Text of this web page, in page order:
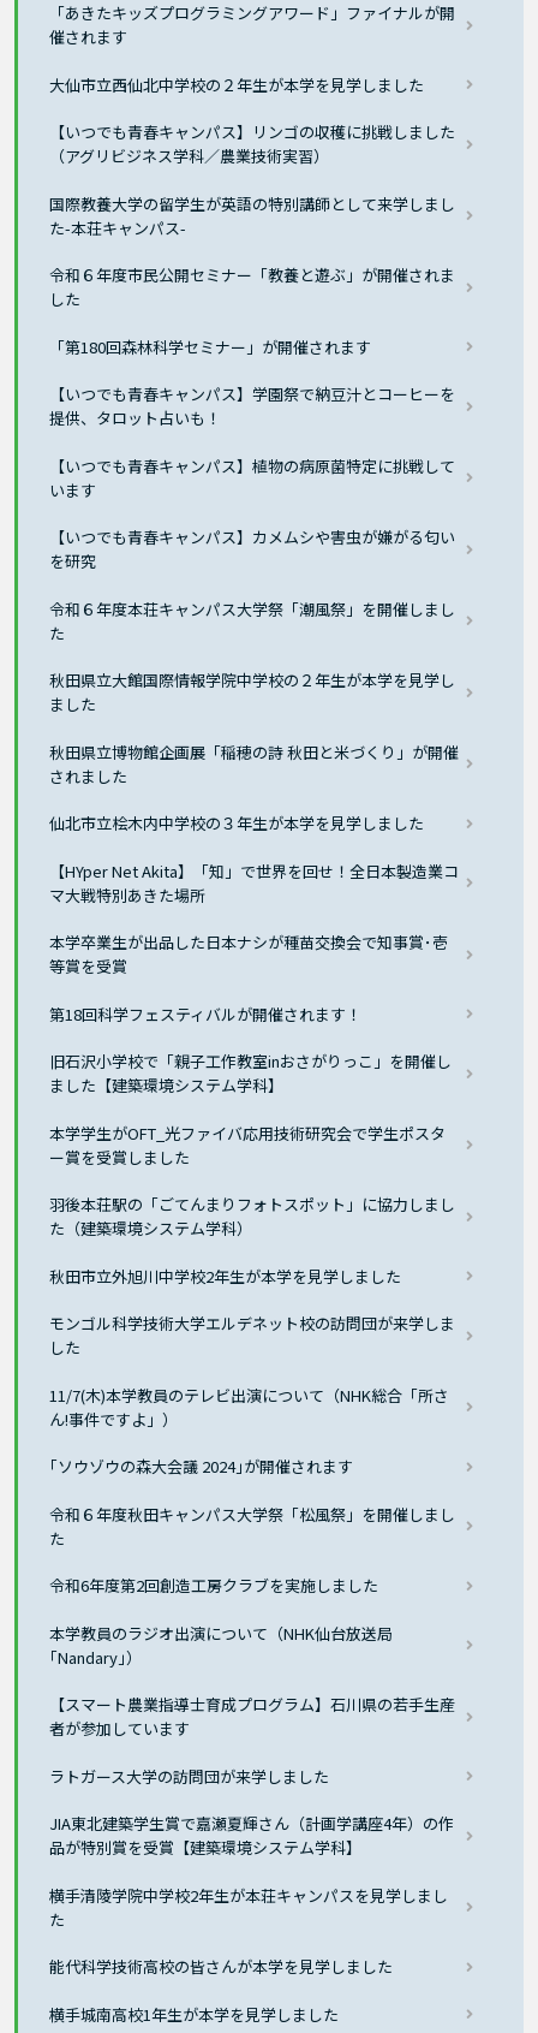
「あきたキッズプログラミングアワード」ファイナルが開
催されます
大仙市立西仙北中学校の２年生が本学を見学しました
【いつでも青春キャンパス】リンゴの収穫に挑戦しました
（アグリビジネス学科／農業技術実習）
国際教養大学の留学生が英語の特別講師として来学しまし
た-本荘キャンパス-
令和６年度市民公開セミナー「教養と遊ぶ」が開催されま
した
「第180回森林科学セミナー」が開催されます
【いつでも青春キャンパス】学園祭で納豆汁とコーヒーを
提供、タロット占いも！
【いつでも青春キャンパス】植物の病原菌特定に挑戦して
います
【いつでも青春キャンパス】カメムシや害虫が嫌がる匂い
を研究
令和６年度本荘キャンパス大学祭「潮風祭」を開催しまし
た
秋田県立大館国際情報学院中学校の２年生が本学を見学し
ました
秋田県立博物館企画展「稲穂の詩 秋田と米づくり」が開催
されました
仙北市立桧木内中学校の３年生が本学を見学しました
【HYper Net Akita】「知」で世界を回せ！全日本製造業コ
マ大戦特別あきた場所
本学卒業生が出品した日本ナシが種苗交換会で知事賞･壱
等賞を受賞
第18回科学フェスティバルが開催されます！
旧石沢小学校で「親子工作教室inおさがりっこ」を開催し
ました【建築環境システム学科】
本学学生がOFT_光ファイバ応用技術研究会で学生ポスタ
ー賞を受賞しました
羽後本荘駅の「ごてんまりフォトスポット」に協力しまし
た（建築環境システム学科）
秋田市立外旭川中学校2年生が本学を見学しました
モンゴル科学技術大学エルデネット校の訪問団が来学しま
した
11/7(木)本学教員のテレビ出演について（NHK総合「所さ
ん!事件ですよ」）
｢ソウゾウの森大会議 2024｣が開催されます
令和６年度秋田キャンパス大学祭「松風祭」を開催しまし
た
令和6年度第2回創造工房クラブを実施しました
本学教員のラジオ出演について（NHK仙台放送局
｢Nandary｣）
【スマート農業指導士育成プログラム】石川県の若手生産
者が参加しています
ラトガース大学の訪問団が来学しました
JIA東北建築学生賞で嘉瀬夏輝さん（計画学講座4年）の作
品が特別賞を受賞【建築環境システム学科】
横手清陵学院中学校2年生が本荘キャンパスを見学しまし
た
能代科学技術高校の皆さんが本学を見学しました
横手城南高校1年生が本学を見学しました